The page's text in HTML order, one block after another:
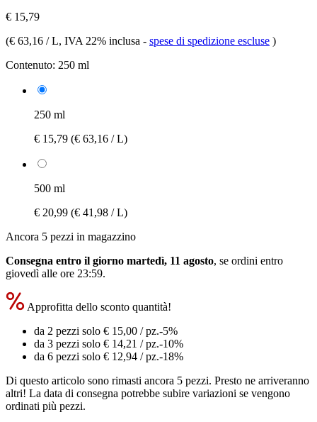
€ 15,79
(€ 63,16 / L, IVA 22% inclusa - spese di spedizione escluse )
Contenuto: 250 ml
250 ml
€ 15,79 (€ 63,16 / L)
500 ml
€ 20,99 (€ 41,98 / L)
Ancora 5 pezzi in magazzino
Consegna entro il giorno martedì, 11 agosto, se ordini entro
giovedì alle ore 23:59.
Approfitta dello sconto quantità!
da 2 pezzi solo € 15,00 / pz.-5%
da 3 pezzi solo € 14,21 / pz.-10%
da 6 pezzi solo € 12,94 / pz.-18%
Di questo articolo sono rimasti ancora 5 pezzi. Presto ne arriveranno
altri! La data di consegna potrebbe subire variazioni se vengono
ordinati più pezzi.